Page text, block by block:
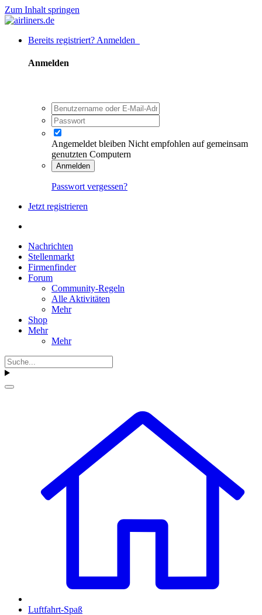
Zum Inhalt springen
Bereits registriert? Anmelden
Anmelden
Angemeldet bleiben Nicht empfohlen auf gemeinsam
genutzten Computern
Anmelden
Passwort vergessen?
Jetzt registrieren
Nachrichten
Stellenmarkt
Firmenfinder
Forum
Community-Regeln
Alle Aktivitäten
Mehr
Shop
Mehr
Mehr
Luftfahrt-Spaß